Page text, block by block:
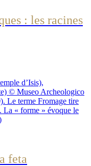
: les racines
d’Isis),
© Museo Archeologico
Le terme Fromage tire
La « forme » évoque le
feta